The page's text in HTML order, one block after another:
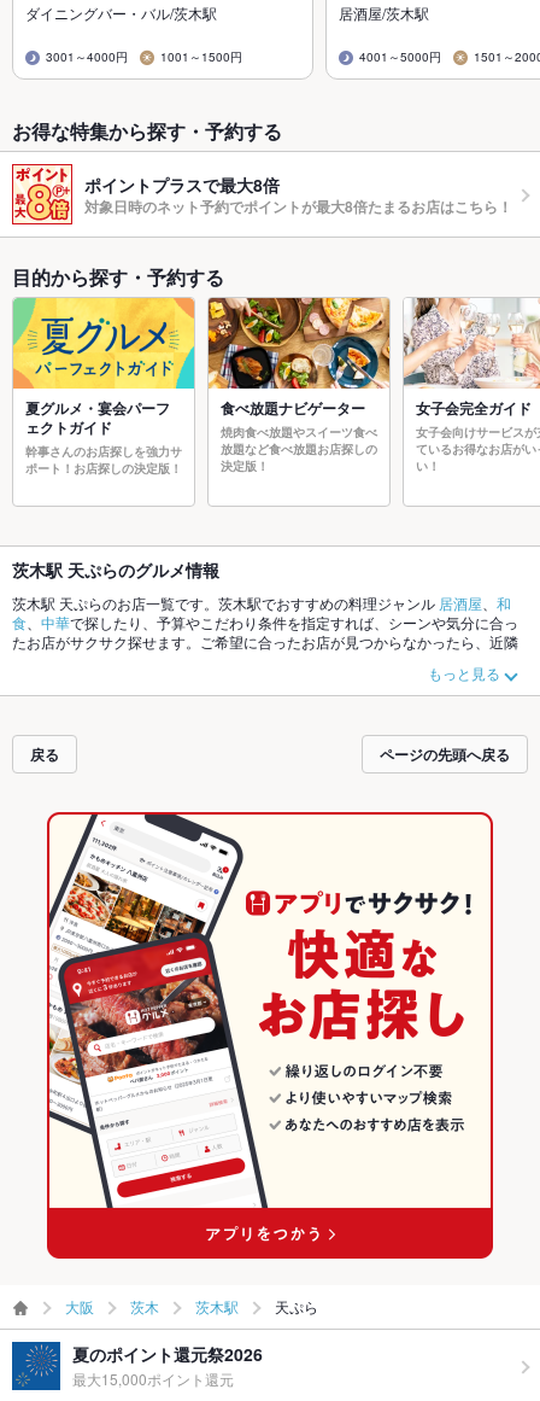
ダイニングバー・バル/茨木駅
3001～4000円 1001～1500円
居酒屋/茨木駅
4001～5000円 1501～
お得な特集から探す・予約する
ポイントプラスで最大8倍
対象日時のネット予約でポイントが最大8倍たまるお店はこちら！
目的から探す・予約する
夏グルメ・宴会パーフ
ェクトガイド
幹事さんのお店探しを強力サ
ポート！お店探しの決定版！
食べ放題ナビゲーター
焼肉食べ放題やスイーツ食べ
放題など食べ放題お店探しの
決定版！
女子会完全ガイド
女子会向けサービスが
ているお得なお店がい
い！
茨木駅 天ぷらのグルメ情報
茨木駅 天ぷらのお店一覧です。茨木駅でおすすめの料理ジャンル 居酒屋
和
食
中華で探したり、予算やこだわり条件を指定すれば、シーンや気分に合っ
たお店がサクサク探せます。ご希望に合ったお店が見つからなかったら、近隣
ッパーグルメなら、お得なクーポンはもちろん、こだわりメニューからあげ 、
お茶漬け、牛タンや季節のおすすめ料理など、お店の最新情報をご紹介してい
友達どうしの飲み会にも、会社の宴会にも、デートやパーティーにもお得に便
利にホットペッパーグルメをご利用ください。
もっと見る
戻る ページの先頭へ戻る
大阪 茨木 茨木駅 天ぷら
夏のポイント還元祭2026
最大15,000ポイント還元